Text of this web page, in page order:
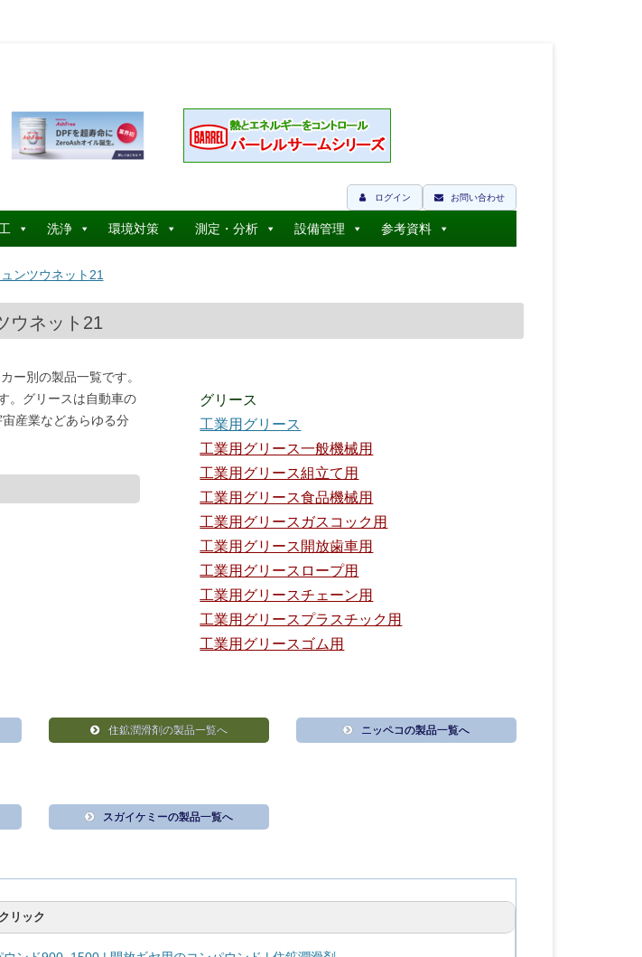
お問い合わせ
ログイン
洗浄 環境対策 測定・分析 設備管理 参考資料
ンツウネット21
ウネット21
別の製品一覧です。
。グリースは自動車の
産業などあらゆる分
グリース
工業用グリース
工業用グリース一般機械用
工業用グリース組立て用
工業用グリース食品機械用
工業用グリースガスコック用
工業用グリース開放歯車用
工業用グリースロープ用
工業用グリースチェーン用
工業用グリースプラスチック用
工業用グリースゴム用
住鉱潤滑剤の製品一覧へ ニッペコの製品一覧へ
スガイケミーの製品一覧へ
リック